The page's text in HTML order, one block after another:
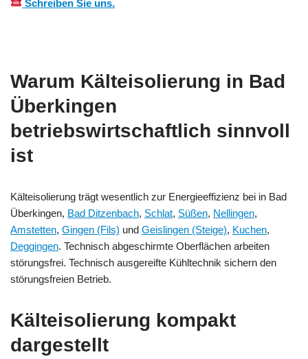
Schreiben Sie uns.
Warum Kälteisolierung in Bad
Überkingen
betriebswirtschaftlich sinnvoll
ist
Kälteisolierung trägt wesentlich zur Energieeffizienz bei in Bad
Überkingen, Bad Ditzenbach, Schlat, Süßen, Nellingen,
Amstetten, Gingen (Fils) und Geislingen (Steige), Kuchen,
Deggingen. Technisch abgeschirmte Oberflächen arbeiten
störungsfrei. Technisch ausgereifte Kühltechnik sichern den
störungsfreien Betrieb.
Kälteisolierung kompakt
dargestellt